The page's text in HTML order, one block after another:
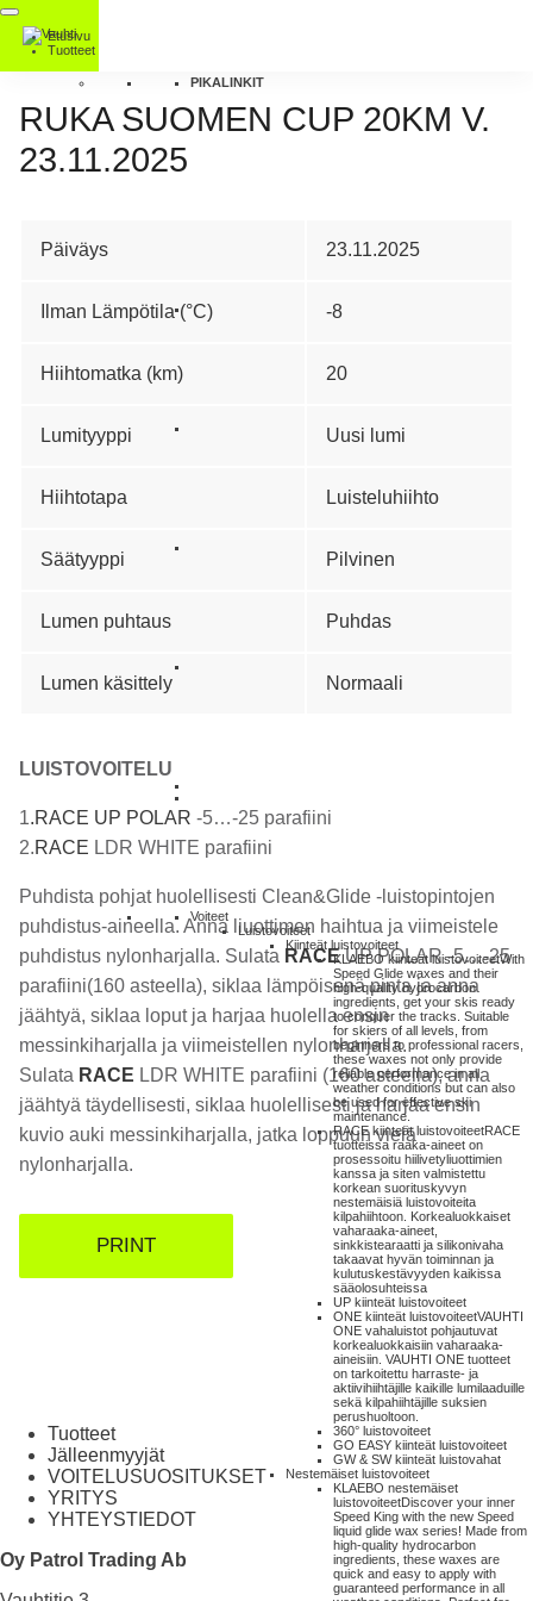
Etusivu
Tuotteet
PIKALINKIT
Voiteet
Luistovoiteet
Kiinteät luistovoiteet
KLAEBO kiinteät luistovoiteetWith
Speed Glide waxes and their
high-quality hydrocarbon
ingredients, get your skis ready
to conquer the tracks. Suitable
for skiers of all levels, from
beginners to professional racers,
these waxes not only provide
reliable performance in all
weather conditions but can also
be used for effective ski
maintenance.
RACE kiinteät luistovoiteetRACE
tuotteissa raaka-aineet on
prosessoitu hiilivetyliuottimien
kanssa ja siten valmistettu
korkean suorituskyvyn
nestemäisiä luistovoiteita
kilpahiihtoon. Korkealuokkaiset
vaharaaka-aineet,
sinkkistearaatti ja silikonivaha
takaavat hyvän toiminnan ja
kulutuskestävyyden kaikissa
sääolosuhteissa
UP kiinteät luistovoiteet
ONE kiinteät luistovoiteetVAUHTI
ONE vahaluistot pohjautuvat
korkealuokkaisiin vaharaaka-
aineisiin. VAUHTI ONE tuotteet
on tarkoitettu harraste- ja
aktiivihiihtäjille kaikille lumilaaduille
sekä kilpahiihtäjille suksien
perushuoltoon.
360° luistovoiteet
GO EASY kiinteät luistovoiteet
GW & SW kiinteät luistovahat
Nestemäiset luistovoiteet
KLAEBO nestemäiset
luistovoiteetDiscover your inner
Speed King with the new Speed
liquid glide wax series! Made from
high-quality hydrocarbon
ingredients, these waxes are
quick and easy to apply with
guaranteed performance in all
RUKA SUOMEN CUP 20KM V.
23.11.2025
Päiväys 23.11.2025
Ilman Lämpötila (°C) -8
Hiihtomatka (km) 20
Lumityyppi Uusi lumi
Hiihtotapa Luisteluhiihto
Säätyyppi Pilvinen
Lumen puhtaus Puhdas
Lumen käsittely Normaali
LUISTOVOITELU
1.RACE UP POLAR -5…-25 parafiini
2.RACE LDR WHITE parafiini
Puhdista pohjat huolellisesti Clean&Glide -luistopintojen
puhdistus-aineella. Anna liuottimen haihtua ja viimeistele
puhdistus nylonharjalla. Sulata RACEUP POLAR -5…-25
parafiini(160 asteella), siklaa lämpöisenä pinta ja anna
jäähtyä, siklaa loput ja harjaa huolella ensin
messinkiharjalla ja viimeistellen nylonharjalla.
Sulata RACE LDR WHITE parafiini (160 asteella), anna
jäähtyä täydellisesti, siklaa huolellisesti ja harjaa ensin
kuvio auki messinkiharjalla, jatka loppuun vielä
nylonharjalla.
PRINT
Tuotteet
Jälleenmyyjät
VOITELUSUOSITUKSET
YRITYS
YHTEYSTIEDOT
Oy Patrol Trading Ab